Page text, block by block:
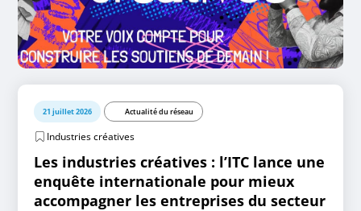
21 juillet 2026 Actualité du réseau
Industries créatives
Les industries créatives : l’ITC lance une
enquête internationale pour mieux
accompagner les entreprises du secteur